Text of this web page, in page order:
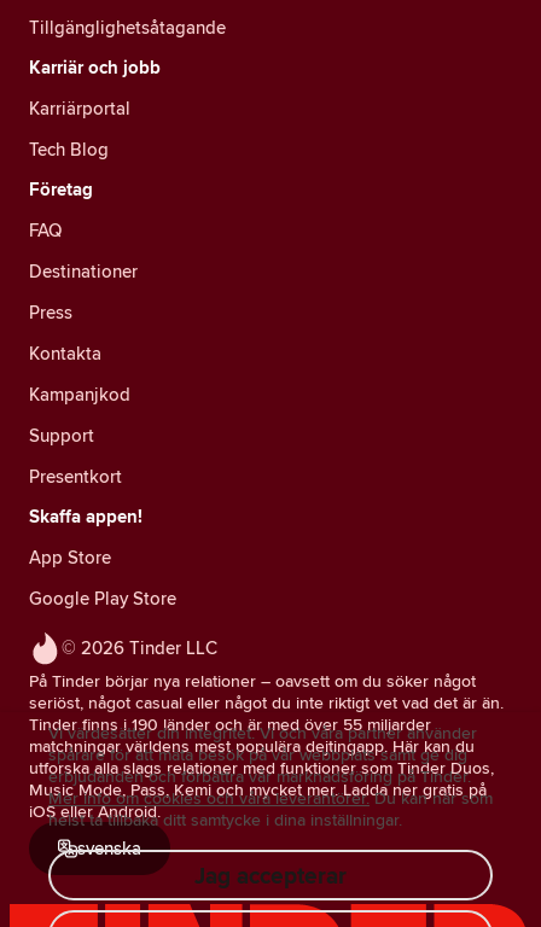
© 2026 Tinder LLC
På Tinder börjar nya relationer – oavsett om du söker något
seriöst, något casual eller något du inte riktigt vet vad det är än.
Tinder finns i 190 länder och är med över 55 miljarder
matchningar världens mest populära dejtingapp. Här kan du
utforska alla slags relationer med funktioner som Tinder Duos,
Music Mode, Pass, Kemi och mycket mer. Ladda ner gratis på
iOS eller Android.
svenska
Tillgänglighetsåtagande
Karriär och jobb
Karriärportal
Tech Blog
Företag
FAQ
Destinationer
Press
Kontakta
Kampanjkod
Support
Presentkort
Skaffa appen!
App Store
Google Play Store
Vi värdesätter din integritet. Vi och våra partner använder
spårare för att mäta besök på vår webbplats samt ge dig
erbjudanden och förbättra vår marknadsföring på Tinder.
Mer info om cookies och våra leverantörer. Du kan när som
helst ta tillbaka ditt samtycke i dina inställningar.
Jag accepterar